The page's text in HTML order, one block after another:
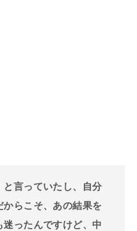
と言っていたし、自分
からこそ、あの結果を
ったんですけど、中